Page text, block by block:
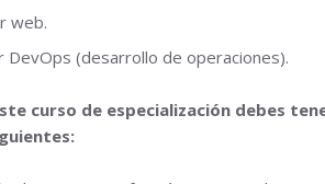
web.
DevOps (desarrollo de operaciones).
curso de especialización debes